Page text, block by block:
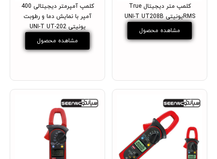
کلمپ متر دیجیتال True
RMSیونیتی UNI-T UT208B
مشاهده محصول
کلمپ آمپرمتر دیجیتالی 400
آمپر با نمایش دما و رطوبت
یونیتی UNI-T UT-202
مشاهده محصول